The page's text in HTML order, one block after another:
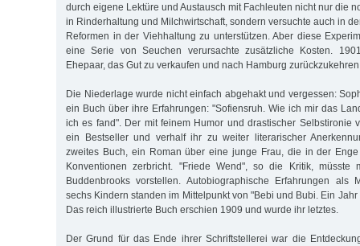
durch eigene Lektüre und Austausch mit Fachleuten nicht nur die
in Rinderhaltung und Milchwirtschaft, sondern versuchte auch in
Reformen in der Viehhaltung zu unterstützen. Aber diese
eine Serie von Seuchen verursachte zusätzliche Kosten.
Ehepaar, das Gut zu verkaufen und nach Hamburg
Die Niederlage wurde nicht einfach abgehakt und vergessen:
ein Buch über ihre Erfahrungen: "Sofiensruh. Wie ich mir das
ich es fand". Der mit feinem Humor und drastischer Selbstironie
ein Bestseller und verhalf ihr zu weiter literarischer
zweites Buch, ein Roman über eine junge Frau, die in der
Konventionen zerbricht. "Friede Wend", so die Kritik,
Buddenbrooks vorstellen. Autobiographische Erfahrungen als
sechs Kindern standen im Mittelpunkt von "Bebi und Bubi. Ein
Das reich illustrierte Buch erschien 1909 und wurde ihr letztes.
Der Grund für das Ende ihrer Schriftstellerei war die